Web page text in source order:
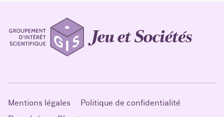
Mentions légales
Politique de confidentialité